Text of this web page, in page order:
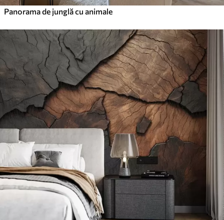
Panorama de junglă cu animale